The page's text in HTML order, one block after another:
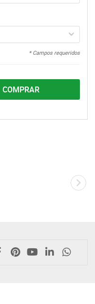
* Campos requeridos
COMPRAR